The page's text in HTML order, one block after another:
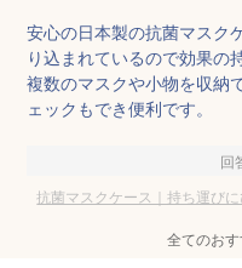
安心の日本製の抗菌マスク
り込まれているので効果の
複数のマスクや小物を収納
ェックもでき便利です。
回
抗菌マスクケース｜持ち運び
全てのお